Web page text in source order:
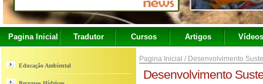
Pagina Inicial Tradutor Cursos Artigos Vídeos
Educação Ambiental
Pagina Inicial / Desenvolvimento
Desenvolvimento